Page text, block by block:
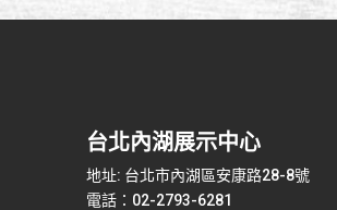
台北內湖展示中心
地址: 台北市內湖區安康路28-8號
電話：02-2793-6281